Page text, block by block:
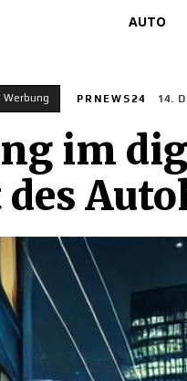
AUTO
Werbung PRNEWS24 14.
im